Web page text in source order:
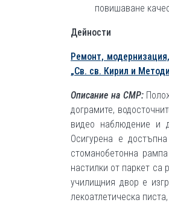
повишаване
Дейности
Ремонт,
„Св. св. Кирил и
Описание на СМР:
дограмите,
видео наблюдение и
Осигурена е
стоманобетонна
настилки от паркет са
училищния двор е
лекоатлетическа